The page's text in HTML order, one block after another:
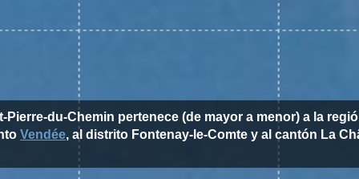
Pierre-du-Chemin pertenece (de mayor a menor) a la
Vendée, al distrito Fontenay-le-Comte y al cantón La